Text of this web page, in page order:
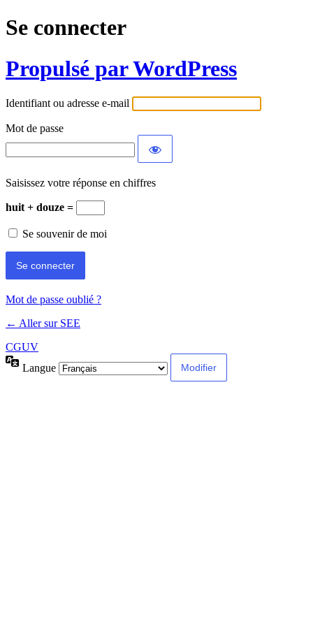
Se connecter
Propulsé par WordPress
Identifiant ou adresse e-mail
Mot de passe
Saisissez votre réponse en chiffres
huit + douze =
Se souvenir de moi
Mot de passe oublié ?
← Aller sur SEE
CGUV
Langue